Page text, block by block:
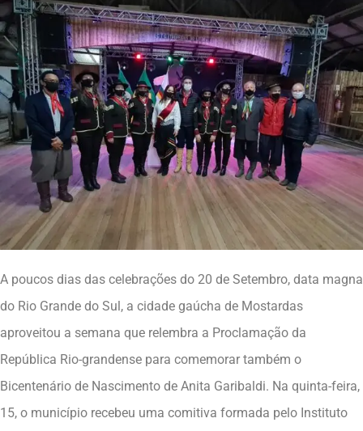
A poucos dias das celebrações do 20 de Setembro, data magna
do Rio Grande do Sul, a cidade gaúcha de Mostardas
aproveitou a semana que relembra a Proclamação da
República Rio-grandense para comemorar também o
Bicentenário de Nascimento de Anita Garibaldi. Na quinta-feira,
15, o município recebeu uma comitiva formada pelo Instituto